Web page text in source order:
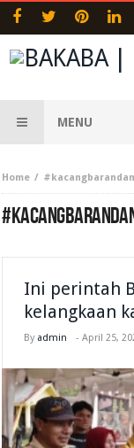
MENU
Home
Ini perintah
kelangkaan
By admin -April 25,